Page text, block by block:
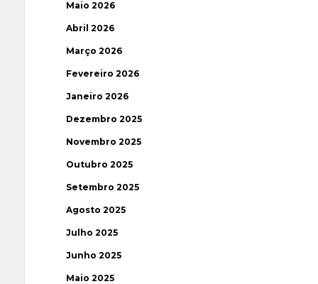
Maio 2026
Abril 2026
Março 2026
Fevereiro 2026
Janeiro 2026
Dezembro 2025
Novembro 2025
Outubro 2025
Setembro 2025
Agosto 2025
Julho 2025
Junho 2025
Maio 2025